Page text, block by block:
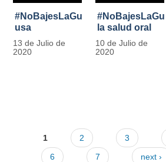
#NoBajesLaGuardia:
usa
racionalmente
el tapabocas
13 de Julio de
2020
la salud oral
también
cuenta
10 de Julio de
2020
1 2 3
6
7 next ›